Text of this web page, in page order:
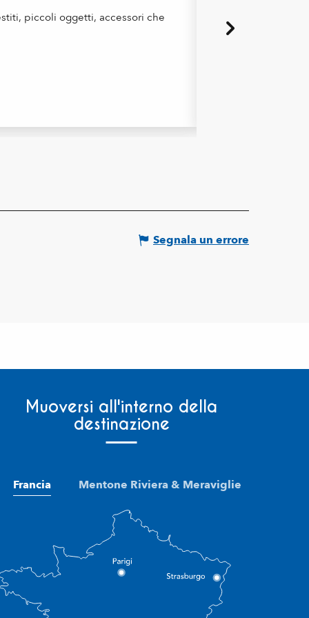
piccoli oggetti, accessori che
piccole serie,
Segnala un errore
Muoversi all'interno della
destinazione
Francia Mentone Riviera & Meraviglie